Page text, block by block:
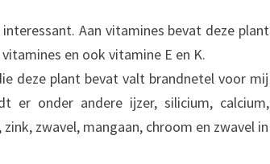
Aan vitamines bevat deze plant
en ook vitamine E en K.
deze plant bevat valt brandnetel voor mij
er onder andere ijzer, silicium, calcium,
zwavel, mangaan, chroom en zwavel in